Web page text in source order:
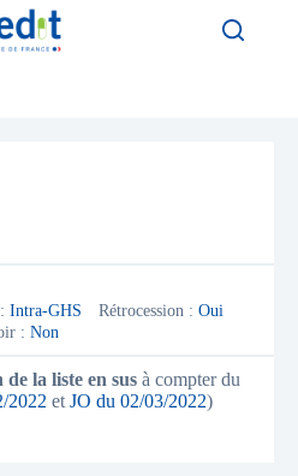
Intra-GHS Rétrocession : Oui
: Non
la liste en sus à compter du
2022 et JO du 02/03/2022)